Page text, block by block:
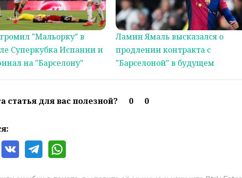
"Мальорку" в
Суперкубка Испании и
на "Барселону"
Ламин Ямаль высказался о
продлении контракта с
"Барселоной" в будущем
статья для вас полезной? 0 0